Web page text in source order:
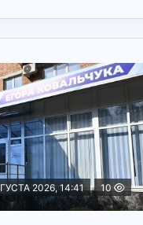
2026, 14:41 10